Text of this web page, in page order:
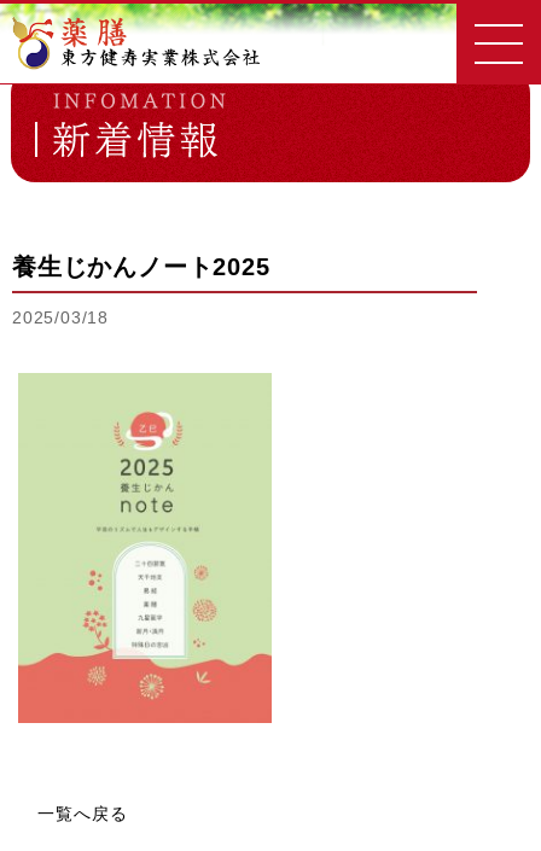
東方健寿実業 新着情報一覧 養生じかんノート2025
養生じかんノート2025
2025/03/18
一覧へ戻る